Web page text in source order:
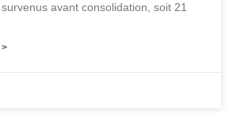
avant consolidation, soit 21